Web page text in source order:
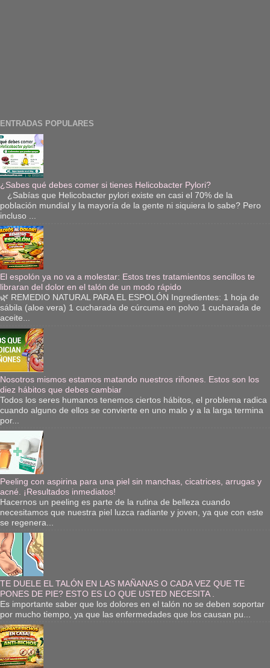
ENTRADAS POPULARES
¿Sabes qué debes comer si tienes Helicobacter Pylori?
¿Sabías que Helicobacter pylori existe en casi el 70% de la
población mundial y la mayoría de la gente ni siquiera lo sabe? Pero
incluso ...
El espolón ya no va a molestar: Estos tres tratamientos sencillos te
libraran del dolor en el talón de un modo rápido
🌿 REMEDIO NATURAL PARA EL ESPOLÓN Ingredientes: 1 hoja de
sábila (aloe vera) 1 cucharada de cúrcuma en polvo 1 cucharada de
aceite...
Nosotros mismos estamos matando nuestros riñones. Estos son los
diez hábitos que debes cambiar
Todos los seres humanos tenemos ciertos hábitos, el problema radica
cuando alguno de ellos se convierte en uno malo y a la larga termina
por...
Peeling con aspirina para una piel sin manchas, cicatrices, arrugas y
acné. ¡Resultados inmediatos!
Hacernos un peeling es parte de la rutina de belleza cuando
necesitamos que nuestra piel luzca radiante y joven, ya que con este
se regenera...
TE DUELE EL TALÓN EN LAS MAÑANAS O CADA VEZ QUE TE
PONES DE PIE? ESTO ES LO QUE USTED NECESITA .
Es importante saber que los dolores en el talón no se deben soportar
por mucho tiempo, ya que las enfermedades que los causan pu...